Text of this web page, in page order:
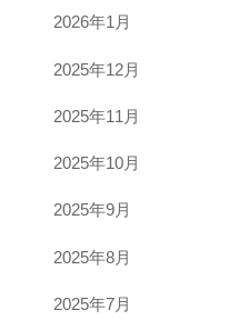
2026年1月
2025年12月
2025年11月
2025年10月
2025年9月
2025年8月
2025年7月